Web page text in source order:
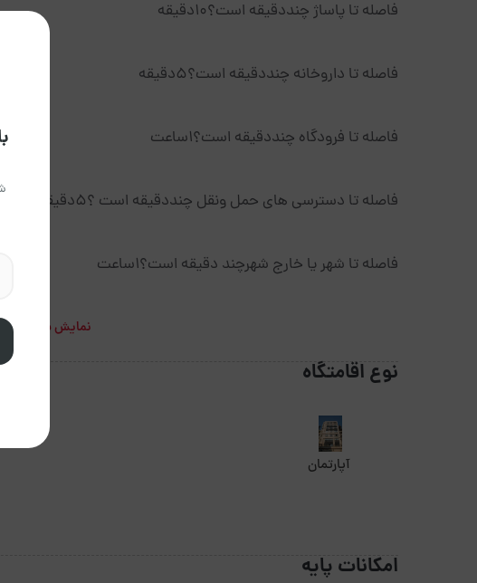
فاصله تا پاساژ چنددقیقه است؟10دقیقه
فاصله تا داروخانه چنددقیقه است؟5دقیقه
فاصله تا فرودگاه چنددقیقه است؟1ساعت
فاصله تا دسترسی های حمل ونقل چنددقیقه است ؟5دقیقه
فاصله تا شهر یا خارج شهرچند دقیقه است؟1ساعت
نمایش بیشتر
نوع اقامتگاه
آپارتمان
امکانات پایه